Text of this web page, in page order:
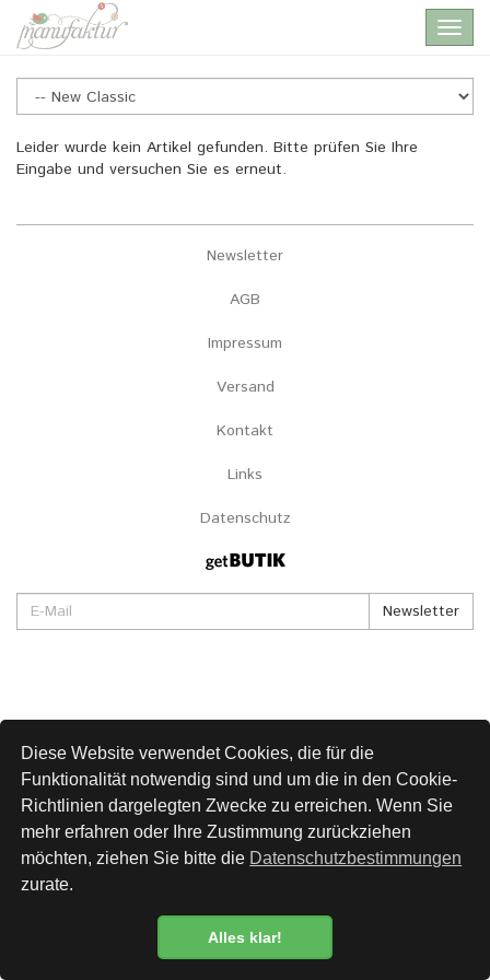
Datenschutzbestimmung
Diese Website verwendet Cookies, die für die
Funktionalität notwendig sind und um die in den Cookie-
Richtlinien dargelegten Zwecke zu erreichen. Wenn Sie
mehr erfahren oder Ihre Zustimmung zurückziehen
möchten, ziehen Sie bitte die Datenschutzbestimmungen
zurate.
Alles klar!
main
content
New
Leider wurde kein Artikel gefunden. Bitte prüfen Sie Ihre
Eingabe und versuchen Sie es erneut.
Newsletter
AGB
Impressum
Versand
Kontakt
Links
Datenschutz
Newsletter